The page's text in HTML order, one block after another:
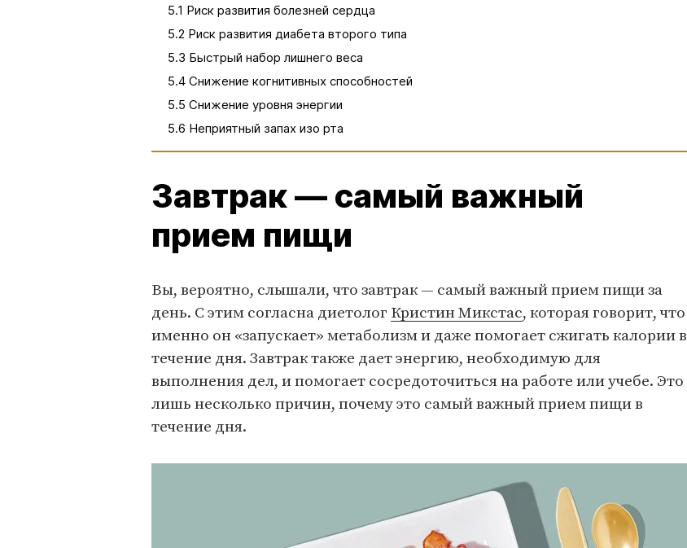
5.1 Риск развития болезней сердца
5.2 Риск развития диабета второго типа
5.3 Быстрый набор лишнего веса
5.4 Снижение когнитивных способностей
5.5 Снижение уровня энергии
5.6 Неприятный запах изо рта
Завтрак — самый важный
прием пищи
Вы, вероятно, слышали, что завтрак — самый важный прием пищи за
день. С этим согласна диетолог Кристин Микстас, которая говорит, что
именно он «запускает» метаболизм и даже помогает сжигать калории в
течение дня. Завтрак также дает энергию, необходимую для
выполнения дел, и помогает сосредоточиться на работе или учебе. Это
лишь несколько причин, почему это самый важный прием пищи в
течение дня.